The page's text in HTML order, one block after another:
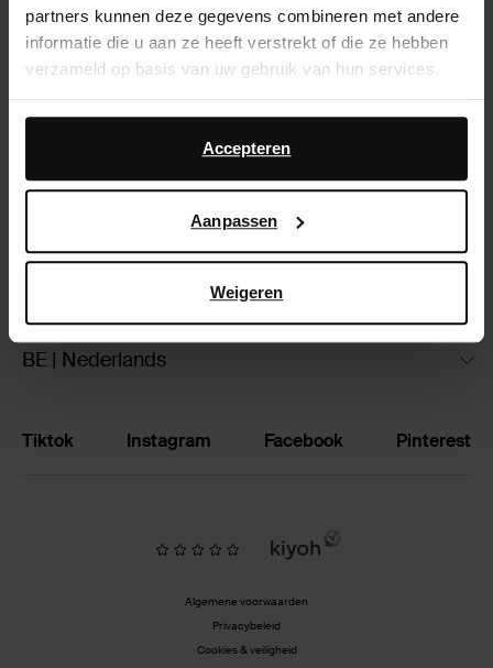
partners kunnen deze gegevens combineren met andere
informatie die u aan ze heeft verstrekt of die ze hebben
verzameld op basis van uw gebruik van hun services.
Daarnaast werken wij samen met Google voor
advertentie- en meetdoeleinden. Meer informatie over
hoe Google uw persoonsgegevens gebruikt, vindt u op
Accepteren
Aanpassen
Weigeren
Over Sacha
Klantenservice
Verzending & levering
Ruilen & retourneren
Brandstores
BE | Nederlands
Tiktok Instagram Facebook Pinterest
Algemene voorwaarden
Privacybeleid
Cookies & veiligheid